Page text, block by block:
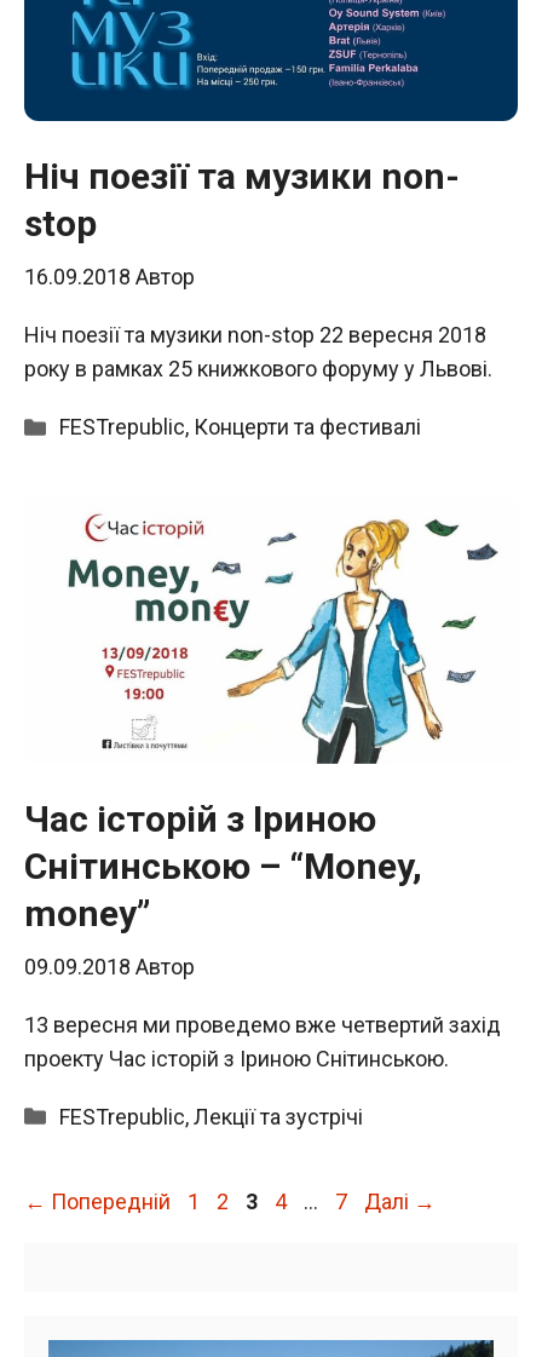
Ніч поезії та музики non-
stop
16.09.2018 Автор
Ніч поезії та музики non-stop 22 вересня 2018
року в рамках 25 книжкового форуму у Львові.
Категорії
FESTrepublic, Концерти та фестивалі
Час історій з Іриною
Снітинською – “Money,
money”
09.09.2018 Автор
13 вересня ми проведемо вже четвертий захід
проекту Час історій з Іриною Снітинською.
Категорії
FESTrepublic,Лекції та зустрічі
← Попередній Сторінка
1 Сторінка
2 Сторінка
3 Сторінка
4 … Сторінка
7 Далі →